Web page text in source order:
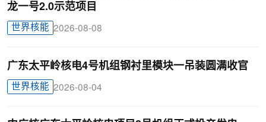
龙一号2.0示范项目
世界核能 2026-08-08
广东太平岭核电4号机组钢衬里模块一吊装圆满收官
世界核能 2026-08-04